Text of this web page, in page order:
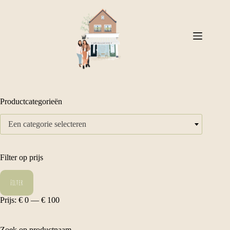
Productcategorieën
Een categorie selecteren
Filter op prijs
Min.
prijs
Max.
prijsFilter
Prijs: € 0 — € 100